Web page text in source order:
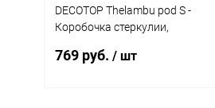
DECOTOP Thelambu pod S -
Коробочка стеркулии,
769 руб. / шт